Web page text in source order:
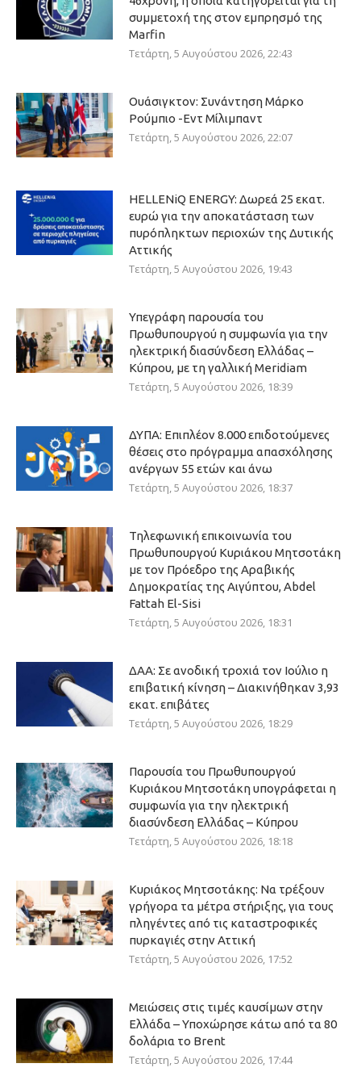
συμμετοχή της στον εμπρησμό της
Marfin
Τετάρτη, 5 Αυγούστου 2026, 22:43
Ουάσιγκτον: Συνάντηση Μάρκο
Ρούμπιο -Εντ Μίλιμπαντ
Τετάρτη, 5 Αυγούστου 2026, 22:07
HELLENiQ ENERGY: Δωρεά 25 εκατ.
ευρώ για την αποκατάσταση των
πυρόπληκτων περιοχών της Δυτικής
Αττικής
Τετάρτη, 5 Αυγούστου 2026, 19:43
Υπεγράφη παρουσία του
Πρωθυπουργού η συμφωνία για την
ηλεκτρική διασύνδεση Ελλάδας –
Κύπρου, με τη γαλλική Meridiam
Τετάρτη, 5 Αυγούστου 2026, 18:39
ΔΥΠΑ: Επιπλέον 8.000 επιδοτούμενες
θέσεις στο πρόγραμμα απασχόλησης
ανέργων 55 ετών και άνω
Τετάρτη, 5 Αυγούστου 2026, 18:37
Τηλεφωνική επικοινωνία του
Πρωθυπουργού Κυριάκου Μητσοτάκη
με τον Πρόεδρο της Αραβικής
Δημοκρατίας της Αιγύπτου, Abdel
Fattah El-Sisi
Τετάρτη, 5 Αυγούστου 2026, 18:31
ΔΑΑ: Σε ανοδική τροχιά τον Ιούλιο η
επιβατική κίνηση – Διακινήθηκαν 3,93
εκατ. επιβάτες
Τετάρτη, 5 Αυγούστου 2026, 18:29
Παρουσία του Πρωθυπουργού
Κυριάκου Μητσοτάκη υπογράφεται η
συμφωνία για την ηλεκτρική
διασύνδεση Ελλάδας – Κύπρου
Τετάρτη, 5 Αυγούστου 2026, 18:18
Κυριάκος Μητσοτάκης: Να τρέξουν
γρήγορα τα μέτρα στήριξης, για τους
πληγέντες από τις καταστροφικές
πυρκαγιές στην Αττική
Τετάρτη, 5 Αυγούστου 2026, 17:52
Μειώσεις στις τιμές καυσίμων στην
Ελλάδα – Υποχώρησε κάτω από τα 80
δολάρια το Brent
Τετάρτη, 5 Αυγούστου 2026, 17:44